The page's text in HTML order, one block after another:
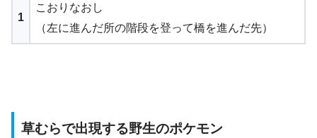
1
こおりなおし
（左に進んだ所の階段を登って橋を進んだ先）
草むらで出現する野生のポケモン